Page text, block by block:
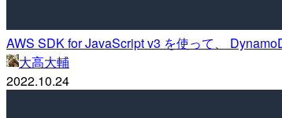
AWS SDK for JavaScript v3 を使って、
大高大輔
2022.10.24